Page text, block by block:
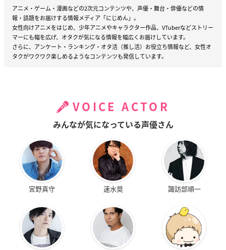
アニメ・ゲーム・漫画などの2次元コンテンツや、声優・舞台・俳優などの情
報・話題をお届けする情報メディア「にじめん」。
女性向けアニメをはじめ、少年アニメやキャラクター作品、VTuberなどストリー
マーにも幅を広げ、オタクが気になる情報を幅広くお届けしています。
さらに、アンケート・ランキング・オタ活（推し活）お役立ち情報など、女性オ
タクがワクワク楽しめるようなコンテンツも発信しています。
VOICE ACTOR
みんなが気になっている声優さん
宮野真守 速水奨 諏訪部順一